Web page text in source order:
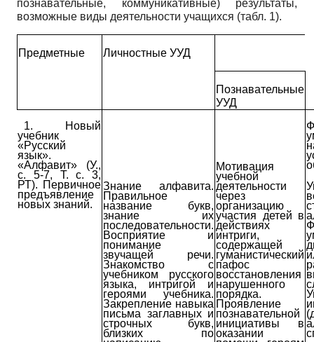
познавательные, коммуникативные) результаты,
возможные виды деятельности учащихся (табл. 1).
Предметные Личностные УУД
Познавательные
УУД
1. Новый
учебник
«Русский
язык».
«Алфавит» (У.,
с. 5-7, Т. с. 3,
РТ). Первичное
предъявление
новых знаний.
Знание алфавита.
Правильное
название букв,
знание их
последовательности.
Восприятие и
понимание
звучащей речи.
Знакомство с
учебником русского
языка, интригой и
героями учебника.
Закрепление навыка
письма заглавных и
строчных букв,
близких по
Мотивация
учебной
деятельности
через
организацию
участия детей в
действиях
интриги,
содержащей
гуманистический
пафос
восстановления
нарушенного
порядка.
Проявление
познавательной
инициативы в
оказании